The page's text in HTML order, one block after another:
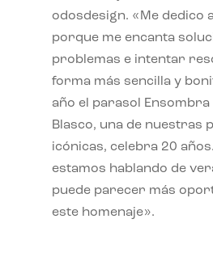
odosdesign. «Me dedico
porque me encanta
problemas e intentar
forma más sencilla y
año el parasol Ensombra
Blasco, una de nuestras
icónicas, celebra 20
estamos hablando de
puede parecer más
este homenaje».